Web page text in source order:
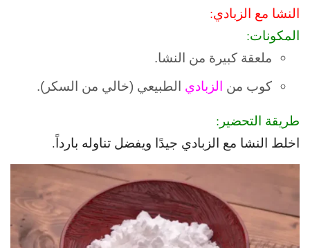
النشا مع الزبادي:
المكونات:
ملعقة كبيرة من النشا.
كوب من الزبادي الطبيعي (خالي من السكر).
طريقة التحضير:
اخلط النشا مع الزبادي جيدًا ويفضل تناوله بارداً.